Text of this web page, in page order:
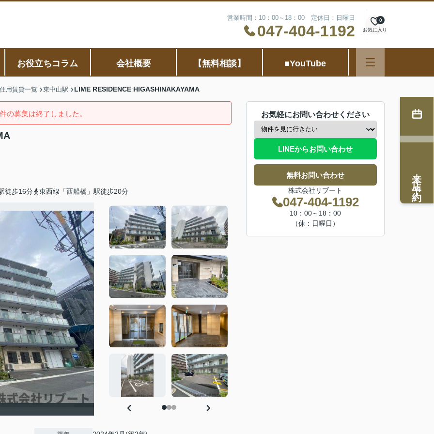
営業時間：10：00～18：00 定休日：日曜日
047-404-1192 お気に入り
0
お役立ちコラム 会社概要 【無料相談】 ■YouTube
用賃貸一覧 東中山駅 LIME RESIDENCE HIGASHINAKAYAMA
の募集は終了しました。
徒歩16分 東西線「西船橋」駅徒歩20分
お気軽にお問い合わせください
LINEからお問い合わせ
無料お問い合わせ
株式会社リブート
047-404-1192
10：00～18：00
（休：日曜日）
来店予約